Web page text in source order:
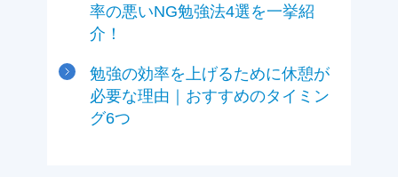
率の悪いNG勉強法4選を一挙紹
介！
勉強の効率を上げるために休憩が
必要な理由｜おすすめのタイミン
グ6つ